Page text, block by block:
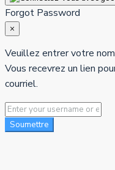
Forgot Password
×
Veuillez entrer votre
Vous recevrez un lien
courriel.
Soumettre